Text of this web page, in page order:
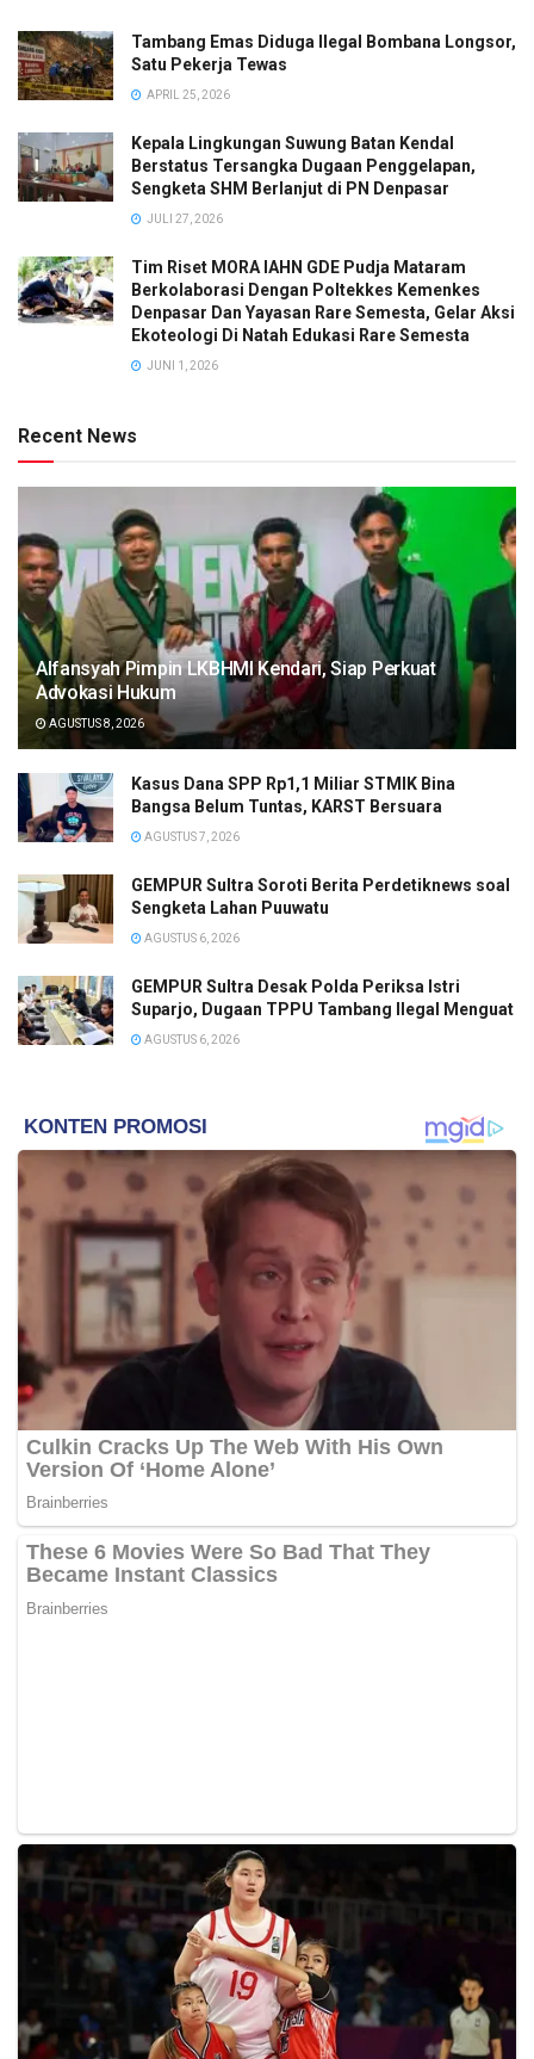
Tambang Emas Diduga Ilegal Bombana Longsor,
Satu Pekerja Tewas
APRIL 25, 2026
Kepala Lingkungan Suwung Batan Kendal
Berstatus Tersangka Dugaan Penggelapan,
Sengketa SHM Berlanjut di PN Denpasar
JULI 27, 2026
Tim Riset MORA IAHN GDE Pudja Mataram
Berkolaborasi Dengan Poltekkes Kemenkes
Denpasar Dan Yayasan Rare Semesta, Gelar Aksi
Ekoteologi Di Natah Edukasi Rare Semesta
JUNI 1, 2026
Recent News
Alfansyah Pimpin LKBHMI Kendari, Siap Perkuat
Advokasi Hukum
AGUSTUS 8, 2026
Kasus Dana SPP Rp1,1 Miliar STMIK Bina
Bangsa Belum Tuntas, KARST Bersuara
AGUSTUS 7, 2026
GEMPUR Sultra Soroti Berita Perdetiknews soal
Sengketa Lahan Puuwatu
AGUSTUS 6, 2026
GEMPUR Sultra Desak Polda Periksa Istri
Suparjo, Dugaan TPPU Tambang Ilegal Menguat
AGUSTUS 6, 2026